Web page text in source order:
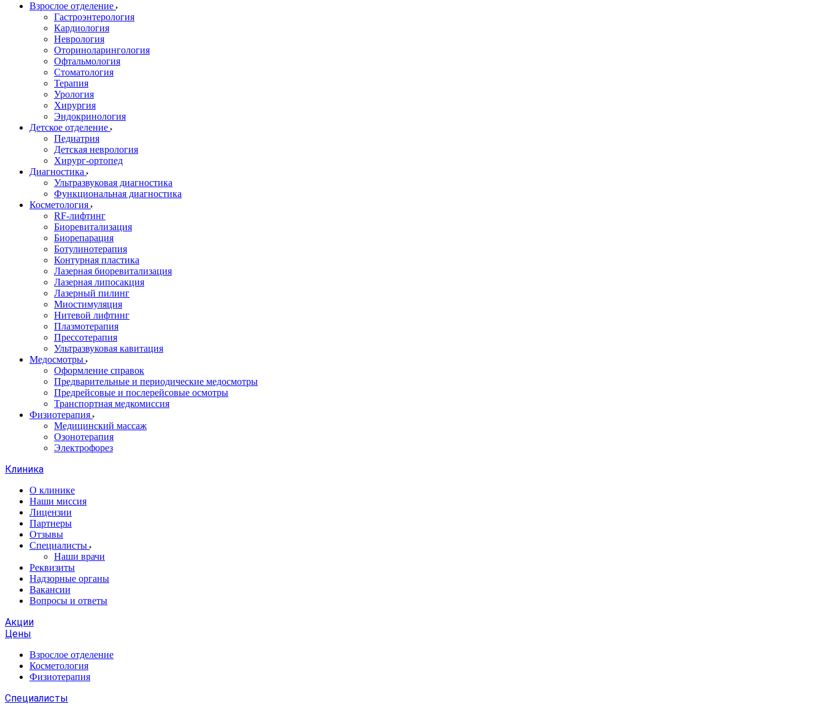
Взрослое отделение
Гастроэнтерология
Кардиология
Неврология
Оториноларингология
Офтальмология
Стоматология
Терапия
Урология
Хирургия
Эндокринология
Детское отделение
Педиатрия
Детская неврология
Хирург-ортопед
Диагностика
Ультразвуковая диагностика
Функциональная диагностика
Косметология
RF-лифтинг
Биоревитализация
Биорепарация
Ботулинотерапия
Контурная пластика
Лазерная биоревитализация
Лазерная липосакция
Лазерный пилинг
Миостимуляция
Нитевой лифтинг
Плазмотерапия
Прессотерапия
Ультразвуковая кавитация
Медосмотры
Оформление справок
Предварительные и периодические медосмотры
Предрейсовые и послерейсовые осмотры
Транспортная медкомиссия
Физиотерапия
Медицинский массаж
Озонотерапия
Электрофорез
Клиника
О клинике
Наши миссия
Лицензии
Партнеры
Отзывы
Специалисты
Наши врачи
Реквизиты
Надзорные органы
Вакансии
Вопросы и ответы
Акции
Цены
Взрослое отделение
Косметология
Физиотерапия
Специалисты